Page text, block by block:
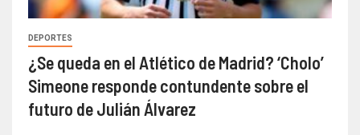
DEPORTES
¿Se queda en el Atlético de Madrid? ‘Cholo’
Simeone responde contundente sobre el
futuro de Julián Álvarez